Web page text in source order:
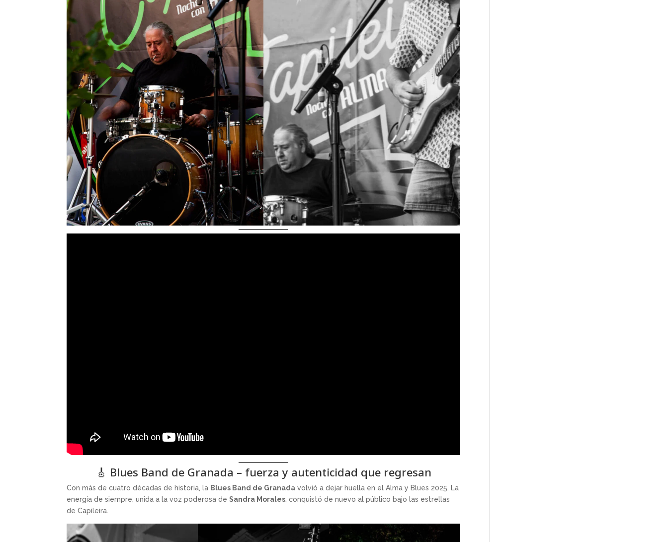
🎸 Blues Band de Granada – fuerza y autenticidad que regresan
Con más de cuatro décadas de historia, la Blues Band de Granada volvió a dejar huella en el Alma y Blues 2025. La
energía de siempre, unida a la voz poderosa deSandra Morales , conquistó de nuevo al público bajo las estrellas
de Capileira.